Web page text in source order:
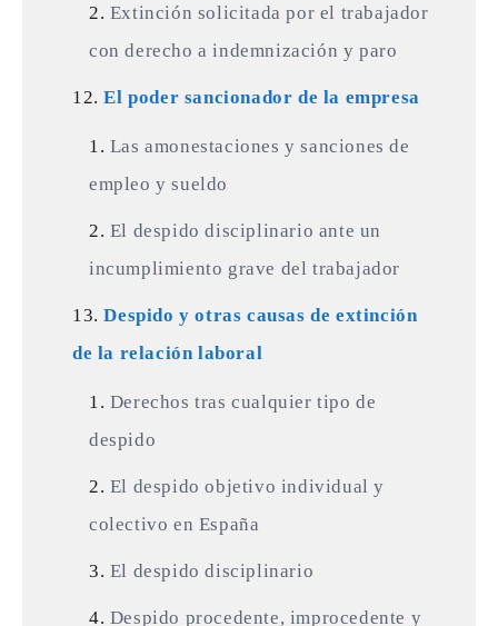
Extinción solicitada por el trabajador
con derecho a indemnización y paro
El poder sancionador de la empresa
Las amonestaciones y sanciones de
empleo y sueldo
El despido disciplinario ante un
incumplimiento grave del trabajador
Despido y otras causas de extinción
de la relación laboral
Derechos tras cualquier tipo de
despido
El despido objetivo individual y
colectivo en España
El despido disciplinario
Despido procedente, improcedente y